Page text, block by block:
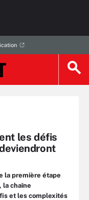
les défis
la première étape
la chaîne
et les complexités